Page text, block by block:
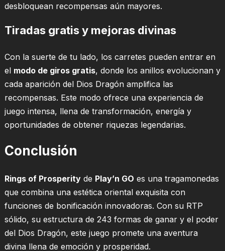
desbloquean recompensas aún mayores.
Tiradas gratis y mejoras divinas
Con la suerte de tu lado, los carretes pueden entrar en
el modo de giros gratis, donde los anillos evolucionan y
cada aparición del Dios Dragón amplifica las
recompensas. Este modo ofrece una experiencia de
juego intensa, llena de transformación, energía y
oportunidades de obtener riquezas legendarias.
Conclusión
Rings of Prosperityde Play’n GO es una tragamonedas
que combina una estética oriental exquisita con
funciones de bonificación innovadoras. Con su RTP
sólido, su estructura de 243 formas de ganar y el poder
del Dios Dragón, este juego promete una aventura
divina llena de emoción y prosperidad.